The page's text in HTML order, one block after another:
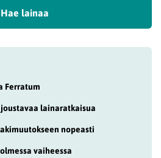
Hae lainaa
Ferratum
lainaratkaisua
nopeasti
vaiheessa